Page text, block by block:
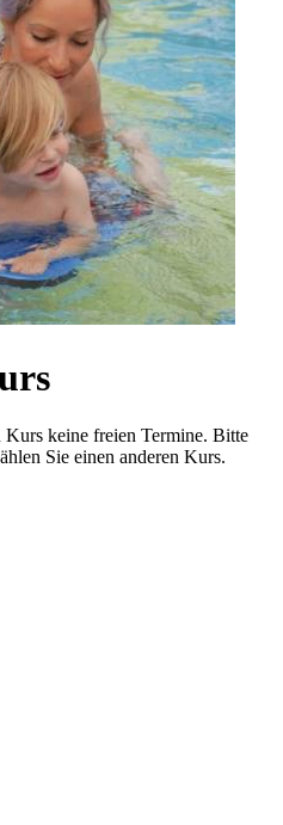
keine freien Termine. Bitte
Sie einen anderen Kurs.